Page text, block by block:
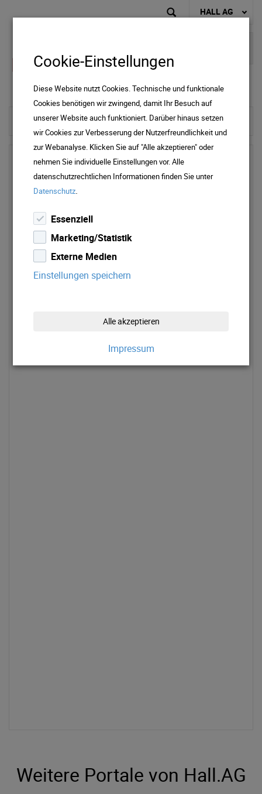
HALL AG
zur Startseite
Weitere Portale von Hall.AG
Cookie-Einstellungen
Diese Website nutzt Cookies. Technische und funktionale
Cookies benötigen wir zwingend, damit Ihr Besuch auf
unserer Website auch funktioniert. Darüber hinaus setzen
wir Cookies zur Verbesserung der Nutzerfreundlichkeit und
zur Webanalyse. Klicken Sie auf "Alle akzeptieren" oder
nehmen Sie individuelle Einstellungen vor. Alle
datenschutzrechtlichen Informationen finden Sie unter
Datenschutz.
Essenziell
Marketing/Statistik
Externe Medien
Einstellungen speichern
Alle akzeptieren
Impressum